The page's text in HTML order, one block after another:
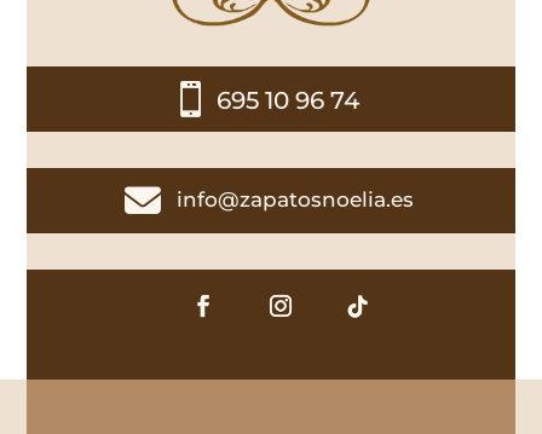
 695 10 96 74
 info@zapatosnoelia.es